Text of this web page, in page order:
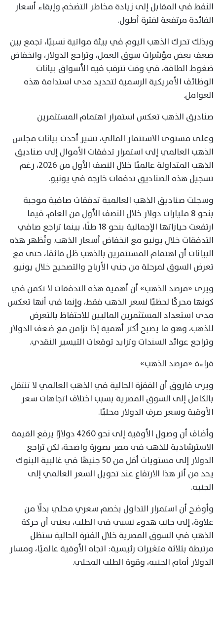
النفط في المقابل إلى زيادة مخاطر التضخم وإبقاء أسعار
الفائدة مرتفعة لفترة أطول.
وبذلك تحرك الذهب اليوم في بيئة مواتية نسبيًا، تجمع بين
ضعف بعض مؤشرات سوق العمل، وتراجع الدولار، وانخفاض
ضغوط الطاقة، في وقت تترقب فيه الأسواق بيانات
الوظائف الأمريكية الرسمية لتحديد مدى استدامة هذه
العوامل.
صناديق الذهب تعكس استمرار اهتمام المستثمرين
وعلى مستوى الاستثمار المالي، تشير أحدث بيانات مجلس
الذهب العالمي إلى استمرار تدفقات الأموال إلى صناديق
الذهب المتداولة عالميًا خلال النصف الأول من 2026، رغم
تسجيل هذه الصناديق تدفقات خارجة في يونيو.
وسجلت صناديق الذهب العالمية تدفقات صافية موجبة
بنحو 8 مليارات دولار خلال النصف الأول من العام، فيما
ارتفعت حيازاتها الإجمالية بنحو 18 طنًا، بينما تراجع صافي
التدفقات خلال يونيو مع انخفاض أسعار الذهب. وتُظهر هذه
البيانات أن اهتمام المستثمرين بالذهب ظل قائمًا، حتى مع
تعرض السوق لمرحلة من جني الأرباح والتصحيح خلال يونيو.
ويرى «مرصد الذهب» أن أهمية هذه التدفقات لا تكمن في
كونها محركًا لحظيًا لسعر الذهب فقط، وإنما في أنها تعكس
مدى استعداد المستثمرين الماليين للاحتفاظ بالتعرض
للذهب، وهو ما يصبح أكثر أهمية إذا تزامن مع ضعف الدولار
وتراجع عوائد السندات وتزايد توقعات التيسير النقدي.
قراءة «مرصد الذهب»
ويرى فاروق أن القفزة الحالية في الذهب العالمي لا تنتقل
بالكامل إلى السوق المصرية بسبب اختلاف اتجاهات سعر
الأوقية وسعر صرف الدولار محليًا.
وأضاف أن وصول الأوقية إلى نحو 4260 دولارًا يرفع القيمة
الاسترشادية للذهب في مصر بصورة واضحة، لكن تراجع
الدولار إلى مستويات أقل من 50 جنيهًا في غالبية البنوك
يحد من أثر هذا الارتفاع عند تحويل السعر العالمي إلى
الجنيه.
وأوضح أن استمرار التداول بخصم سعري محلي بدلًا من
علاوة، إلى جانب هدوء نسبي في الطلب، يعني أن حركة
الذهب في السوق المصرية خلال الفترة الحالية ستظل
مرتبطة بثلاثة متغيرات رئيسية: اتجاه الأوقية عالميًا، ومسار
الدولار أمام الجنيه، وقوة الطلب المحلي.